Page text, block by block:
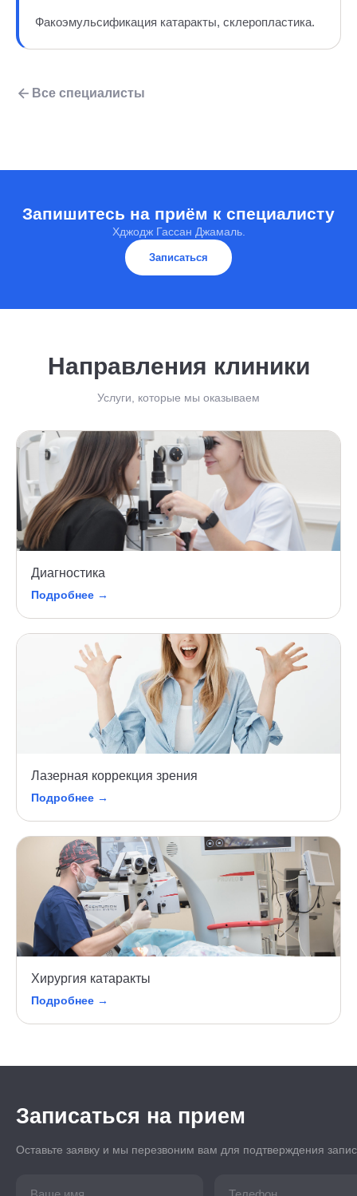
Факоэмульсификация катаракты, склеропластика.
Все специалисты
Запишитесь на приём к специалисту
Хджодж Гассан Джамаль.
Записаться
Направления клиники
Услуги, которые мы оказываем
Диагностика
Подробнее →
Лазерная коррекция зрения
Подробнее →
Хирургия катаракты
Подробнее →
Записаться на прием
Оставьте заявку и мы перезвоним вам для подтверждения